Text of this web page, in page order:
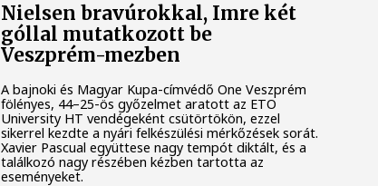
Nielsen bravúrokkal, Imre két
góllal mutatkozott be
Veszprém-mezben
A bajnoki és Magyar Kupa-címvédő One Veszprém
fölényes, 44–25-ös győzelmet aratott az ETO
University HT vendégeként csütörtökön, ezzel
sikerrel kezdte a nyári felkészülési mérkőzések sorát.
Xavier Pascual együttese nagy tempót diktált, és a
találkozó nagy részében kézben tartotta az
eseményeket.